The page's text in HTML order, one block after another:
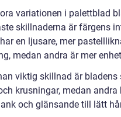
variationen i palettblad
skillnaderna är färgens
en ljusare, mer
medan andra är mer
viktig skillnad är
krusningar, medan
och glänsande till lätt